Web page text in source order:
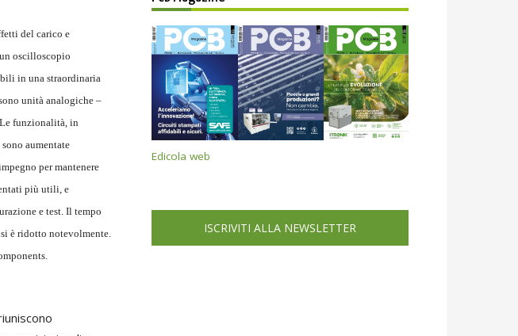
del carico e
oscilloscopio
in una straordinaria
unità analogiche –
funzionalità, in
aumentate
per mantenere
più utili, e
e test. Il tempo
è ridotto notevolmente.
Edicola web
ISCRIVITI ALLA NEWSLETTER